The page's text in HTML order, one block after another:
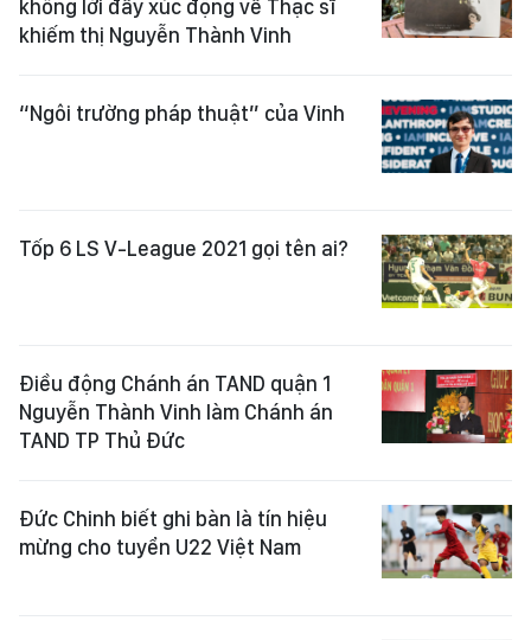
không lời đầy xúc động về Thạc sĩ
khiếm thị Nguyễn Thành Vinh
“Ngôi trường pháp thuật” của Vinh
Tốp 6 LS V-League 2021 gọi tên ai?
Điều động Chánh án TAND quận 1
Nguyễn Thành Vinh làm Chánh án
TAND TP Thủ Đức
Đức Chinh biết ghi bàn là tín hiệu
mừng cho tuyển U22 Việt Nam